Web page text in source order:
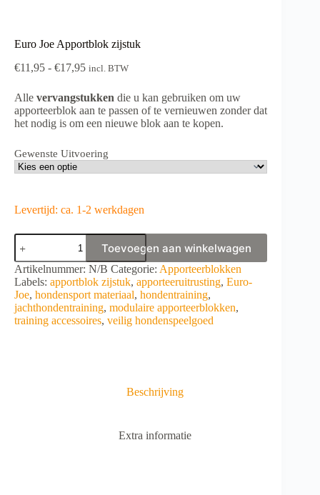
Euro Joe Apportblok zijstuk
€11,95 - €17,95Prijsklasse:
tot
€17,95
incl. BTW
Alle vervangstukken die u kan gebruiken om uw
apporteerblok aan te passen of te vernieuwen zonder dat
het nodig is om een nieuwe blok aan te kopen.
Gewenste Uitvoering
Levertijd: ca. 1-2 werkdagen
Euro
Joe
Apportblok
zijstuk
aantal
Toevoegen aan winkelwagen
A
l
t
e
r
Artikelnummer: N/B Categorie: Apporteerblokken
Labels: apportblok zijstuk, apporteeruitrusting, Euro-
Joe, hondensport materiaal, hondentraining,
jachthondentraining, modulaire apporteerblokken,
training accessoires, veilig hondenspeelgoed
Beschrijving
Extra informatie